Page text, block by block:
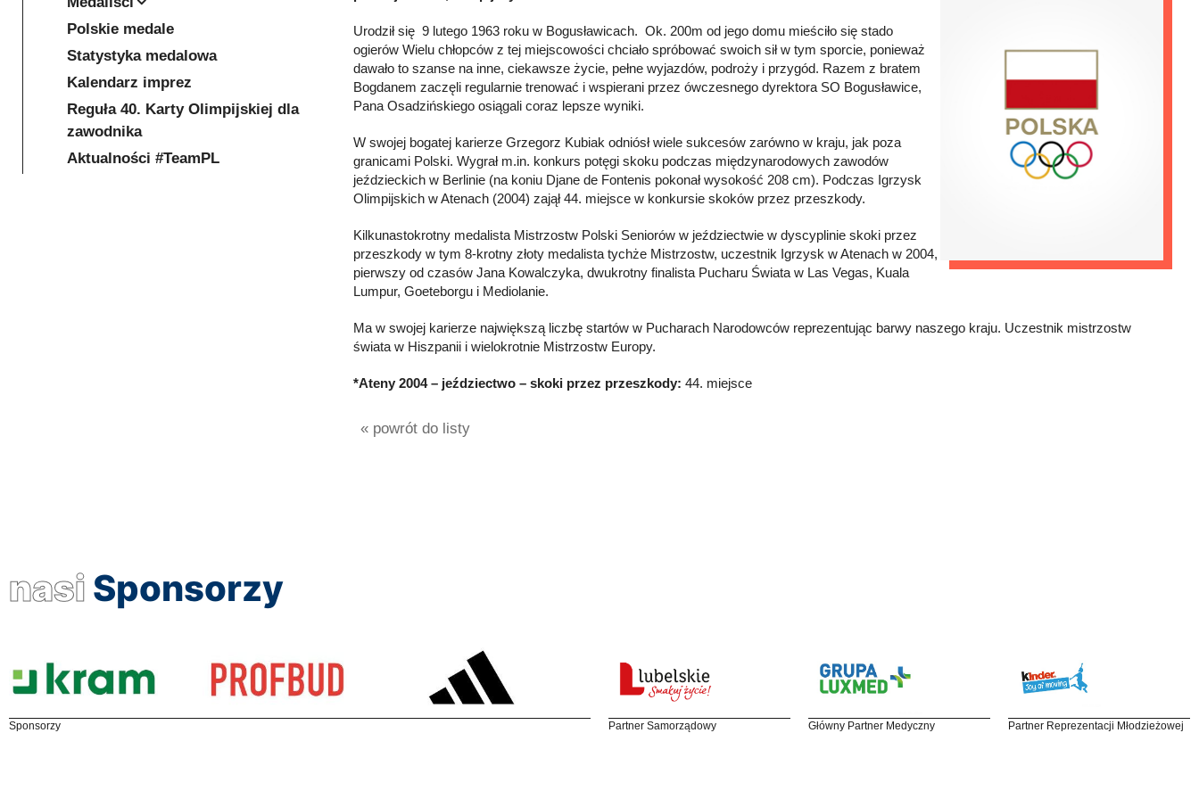
Urodził się 9 lutego 1963 roku w Bogusławicach. Ok. 200m od jego domu mieściło się stado
ogierów Wielu chłopców z tej miejscowości chciało spróbować swoich sił w tym sporcie, ponieważ
dawało to szanse na inne, ciekawsze życie, pełne wyjazdów, podroży i przygód. Razem z bratem
Bogdanem zaczęli regularnie trenować i wspierani przez ówczesnego dyrektora SO Bogusławice,
Pana Osadzińskiego osiągali coraz lepsze wyniki.
W swojej bogatej karierze Grzegorz Kubiak odniósł wiele sukcesów zarówno w kraju, jak poza
granicami Polski. Wygrał m.in. konkurs potęgi skoku podczas międzynarodowych zawodów
jeździeckich w Berlinie (na koniu Djane de Fontenis pokonał wysokość 208 cm). Podczas Igrzysk
Olimpijskich w Atenach (2004) zajął 44. miejsce w konkursie skoków przez przeszkody.
Kilkunastokrotny medalista Mistrzostw Polski Seniorów w jeździectwie w dyscyplinie skoki przez
przeszkody w tym 8-krotny złoty medalista tychże Mistrzostw, uczestnik Igrzysk w Atenach w 2004,
pierwszy od czasów Jana Kowalczyka, dwukrotny finalista Pucharu Świata w Las Vegas, Kuala
Lumpur, Goeteborgu i Mediolanie.
Ma w swojej karierze największą liczbę startów w Pucharach Narodowców reprezentując barwy naszego kraju. Uczestnik mistrzostw
świata w Hiszpanii i wielokrotnie Mistrzostw Europy.
*Ateny 2004 – jeździectwo – skoki przez przeszkody: 44. miejsce
« powrót do listy
Polskie medale
Statystyka medalowa
Kalendarz imprez
Reguła 40. Karty Olimpijskiej dla
zawodnika
Aktualności #TeamPL
nasi Sponsorzy
Sponsorzy Partner Samorządowy Główny Partner Medyczny Partner Reprezentacji Młodzieżowej